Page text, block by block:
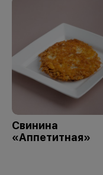
Свинина
«Аппетитная»